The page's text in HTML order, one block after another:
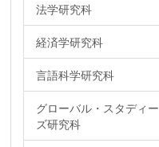
法学研究科
経済学研究科
言語科学研究科
グローバル・スタディー
ズ研究科